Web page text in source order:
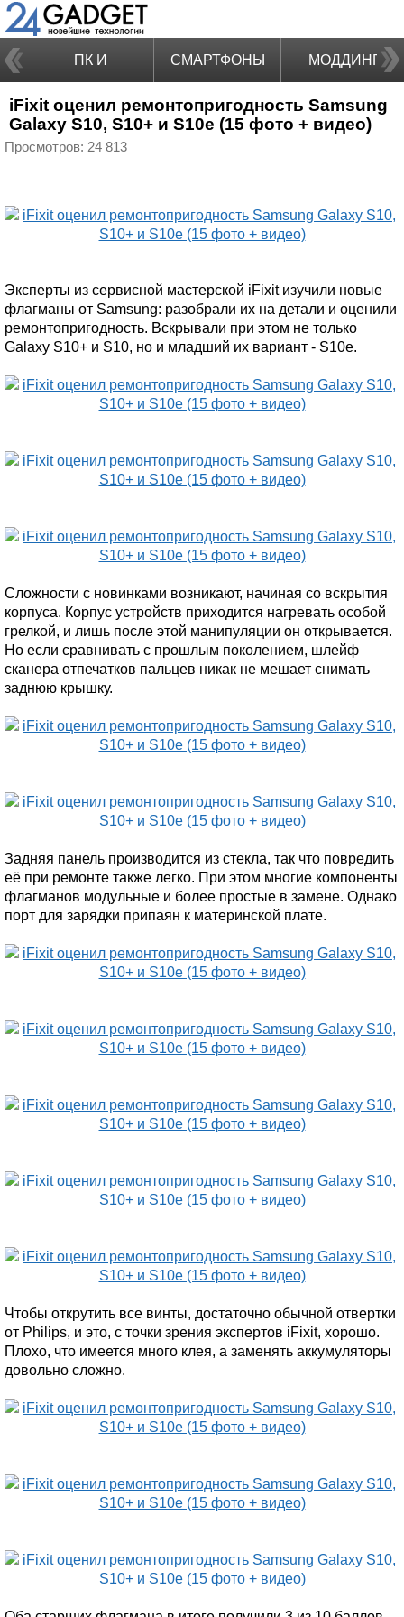
ПК И
НОУТБУКИ
СМАРТФОНЫ МОДДИНГ
iFixit оценил ремонтопригодность Samsung
Galaxy S10, S10+ и S10e (15 фото + видео)
Просмотров: 24 813
Эксперты из сервисной мастерской iFixit изучили новые
флагманы от Samsung: разобрали их на детали и оценили
ремонтопригодность. Вскрывали при этом не только
Galaxy S10+ и S10, но и младший их вариант - S10e.
Сложности с новинками возникают, начиная со вскрытия
корпуса. Корпус устройств приходится нагревать особой
грелкой, и лишь после этой манипуляции он открывается.
Но если сравнивать с прошлым поколением, шлейф
сканера отпечатков пальцев никак не мешает снимать
заднюю крышку.
Задняя панель производится из стекла, так что повредить
её при ремонте также легко. При этом многие компоненты
флагманов модульные и более простые в замене. Однако
порт для зарядки припаян к материнской плате.
Чтобы открутить все винты, достаточно обычной отвертки
от Philips, и это, с точки зрения экспертов iFixit, хорошо.
Плохо, что имеется много клея, а заменять аккумуляторы
довольно сложно.